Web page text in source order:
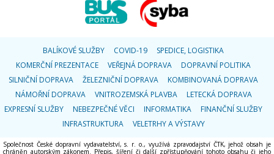
BALÍKOVÉ SLUŽBY COVID-19
SPEDICE, LOGISTIKA
KOMERČNÍ PREZENTACE
VEŘEJNÁ DOPRAVA
DOPRAVNÍ POLITIKA
SILNIČNÍ DOPRAVA
ŽELEZNIČNÍ DOPRAVA
KOMBINOVANÁ DOPRAVA
NÁMOŘNÍ DOPRAVA
VNITROZEMSKÁ PLAVBA
LETECKÁ DOPRAVA
EXPRESNÍ SLUŽBY
NEBEZPEČNÉ VĚCI INFORMATIKA
FINANČNÍ SLUŽBY
INFRASTRUKTURA
VELETRHY A VÝSTAVY
Společnost České dopravní vydavatelství, s. r. o., využívá zpravodajství ČTK, jehož obsah je
chráněn autorským zákonem. Přepis, šíření či další zpřístupňování tohoto obsahu či jeho